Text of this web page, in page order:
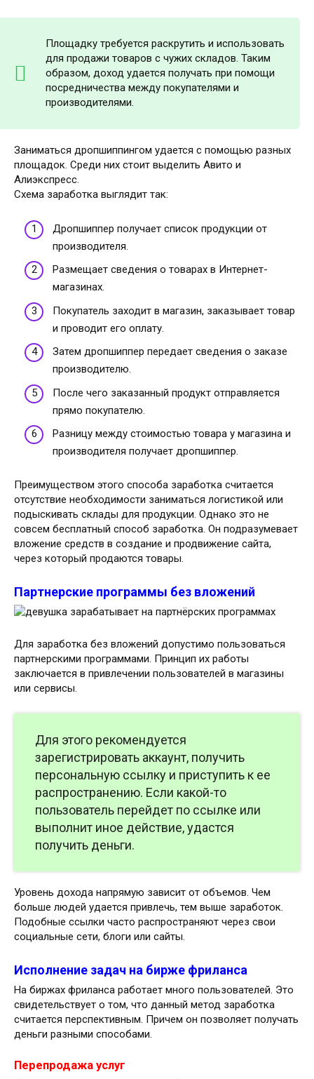
Площадку требуется раскрутить и использовать
для продажи товаров с чужих складов. Таким
образом, доход удается получать при помощи
посредничества между покупателями и
производителями.
Заниматься дропшиппингом удается с помощью разных
площадок. Среди них стоит выделить Авито и
Алиэкспресс.
Схема заработка выглядит так:
Дропшиппер получает список продукции от
производителя.
Размещает сведения о товарах в Интернет-
магазинах.
Покупатель заходит в магазин, заказывает товар
и проводит его оплату.
Затем дропшиппер передает сведения о заказе
производителю.
После чего заказанный продукт отправляется
прямо покупателю.
Разницу между стоимостью товара у магазина и
производителя получает дропшиппер.
Преимуществом этого способа заработка считается
отсутствие необходимости заниматься логистикой или
подыскивать склады для продукции. Однако это не
совсем бесплатный способ заработка. Он подразумевает
вложение средств в создание и продвижение сайта,
через который продаются товары.
Партнерские программы без вложений
Для заработка без вложений допустимо пользоваться
партнерскими программами. Принцип их работы
заключается в привлечении пользователей в магазины
или сервисы.
Для этого рекомендуется
зарегистрировать аккаунт, получить
персональную ссылку и приступить к ее
распространению. Если какой-то
пользователь перейдет по ссылке или
выполнит иное действие, удастся
получить деньги.
Уровень дохода напрямую зависит от объемов. Чем
больше людей удается привлечь, тем выше заработок.
Подобные ссылки часто распространяют через свои
социальные сети, блоги или сайты.
Исполнение задач на бирже фриланса
На биржах фриланса работает много пользователей. Это
свидетельствует о том, что данный метод заработка
считается перспективным. Причем он позволяет получать
деньги разными способами.
Перепродажа услуг